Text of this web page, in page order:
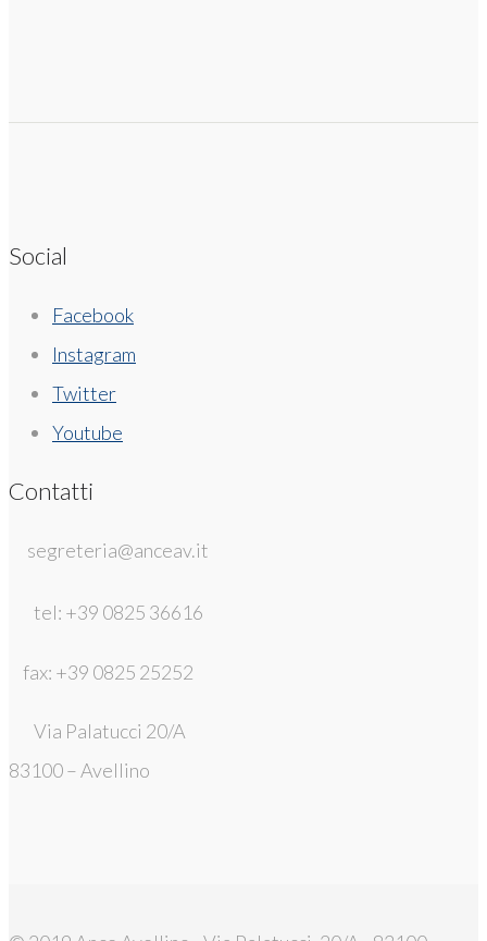
Social
Facebook
Instagram
Twitter
Youtube
Contatti
segreteria@anceav.it
tel: +39 0825 36616
fax: +39 0825 25252
Via Palatucci 20/A
83100 – Avellino